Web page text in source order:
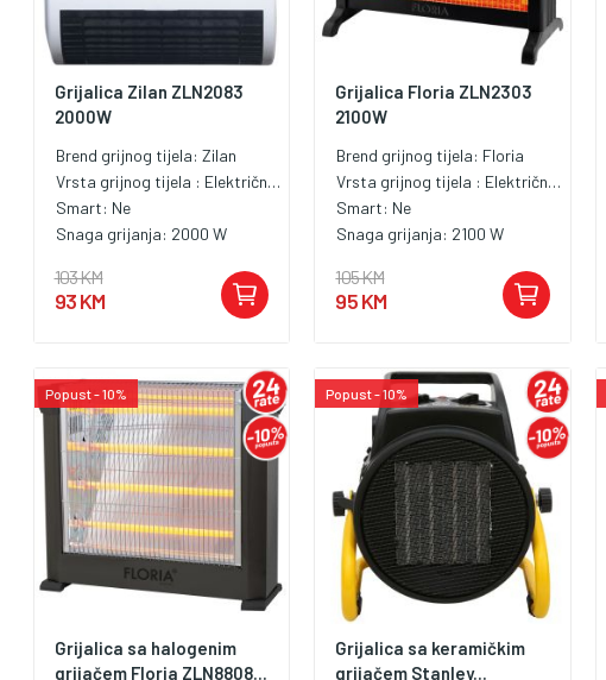
Grijalica Zilan ZLN2083
2000W
Brend grijnog tijela: Zilan
Vrsta grijnog tijela : Električna grijalica
Smart: Ne
Snaga grijanja: 2000 W
103 KM
93 KM
Grijalica Floria ZLN2303
2100W
Brend grijnog tijela: Floria
Vrsta grijnog tijela : Električna grijalica
Smart: Ne
Snaga grijanja: 2100 W
105 KM
95 KM
Popust - 10%
Grijalica sa halogenim
grijačem Floria ZLN8808...
Popust - 10%
Grijalica sa keramičkim
grijačem Stanley...